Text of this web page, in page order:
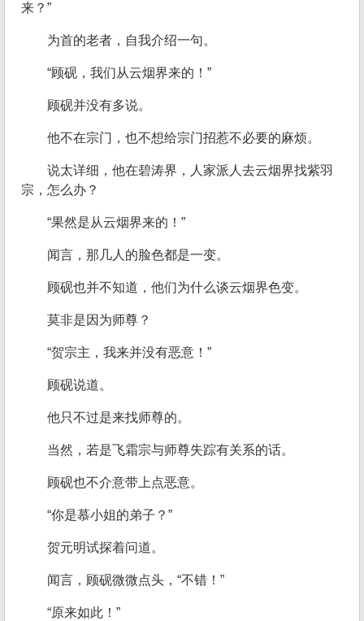
来？”
为首的老者，自我介绍一句。
“顾砚，我们从云烟界来的！”
顾砚并没有多说。
他不在宗门，也不想给宗门招惹不必要的麻烦。
说太详细，他在碧涛界，人家派人去云烟界找紫羽
宗，怎么办？
“果然是从云烟界来的！”
闻言，那几人的脸色都是一变。
顾砚也并不知道，他们为什么谈云烟界色变。
莫非是因为师尊？
“贺宗主，我来并没有恶意！”
顾砚说道。
他只不过是来找师尊的。
当然，若是飞霜宗与师尊失踪有关系的话。
顾砚也不介意带上点恶意。
“你是慕小姐的弟子？”
贺元明试探着问道。
闻言，顾砚微微点头，“不错！”
“原来如此！”